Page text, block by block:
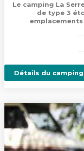
Le camping La
de type 3
Détails du camping